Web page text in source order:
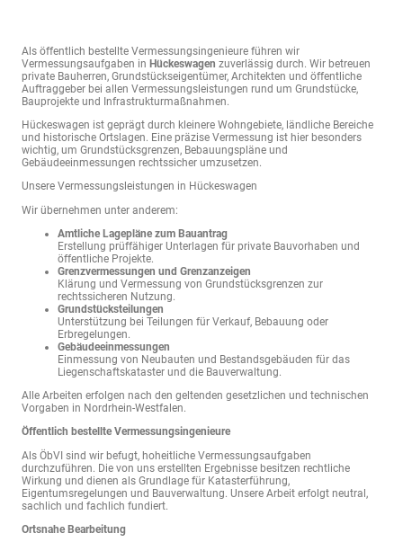
Als öffentlich bestellte Vermessungsingenieure führen wir
Vermessungsaufgaben in Hückeswagen zuverlässig durch. Wir betreuen
private Bauherren, Grundstückseigentümer, Architekten und öffentliche
Auftraggeber bei allen Vermessungsleistungen rund um Grundstücke,
Bauprojekte und Infrastrukturmaßnahmen.
Hückeswagen ist geprägt durch kleinere Wohngebiete, ländliche Bereiche
und historische Ortslagen. Eine präzise Vermessung ist hier besonders
wichtig, um Grundstücksgrenzen, Bebauungspläne und
Gebäudeeinmessungen rechtssicher umzusetzen.
Unsere Vermessungsleistungen in Hückeswagen
Wir übernehmen unter anderem:
Amtliche Lagepläne zum Bauantrag
Erstellung prüffähiger Unterlagen für private Bauvorhaben und
öffentliche Projekte.
Grenzvermessungen und Grenzanzeigen
Klärung und Vermessung von Grundstücksgrenzen zur
rechtssicheren Nutzung.
Grundstücksteilungen
Unterstützung bei Teilungen für Verkauf, Bebauung oder
Erbregelungen.
Gebäudeeinmessungen
Einmessung von Neubauten und Bestandsgebäuden für das
Liegenschaftskataster und die Bauverwaltung.
Alle Arbeiten erfolgen nach den geltenden gesetzlichen und technischen
Vorgaben in Nordrhein-Westfalen.
Öffentlich bestellte Vermessungsingenieure
Als ÖbVI sind wir befugt, hoheitliche Vermessungsaufgaben
durchzuführen. Die von uns erstellten Ergebnisse besitzen rechtliche
Wirkung und dienen als Grundlage für Katasterführung,
Eigentumsregelungen und Bauverwaltung. Unsere Arbeit erfolgt neutral,
sachlich und fachlich fundiert.
Ortsnahe Bearbeitung